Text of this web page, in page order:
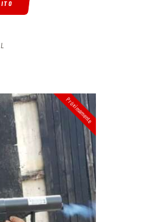
Próximamente